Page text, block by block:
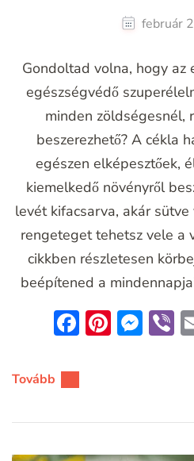
február
Gondoltad volna, hogy
egészségvédő
minden zöldségesnél,
beszerezhető? A cékla
egészen elképesztőek,
kiemelkedő növényről
levét kifacsarva, akár
rengeteget tehetsz vele a
cikkben részletesen
beépítened a
Facebook
Tovább